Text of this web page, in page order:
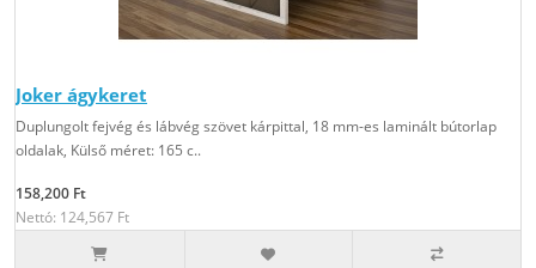
Joker ágykeret
Duplungolt fejvég és lábvég szövet kárpittal, 18 mm-es laminált bútorlap
oldalak, Külső méret: 165 c..
158,200 Ft
Nettó: 124,567 Ft